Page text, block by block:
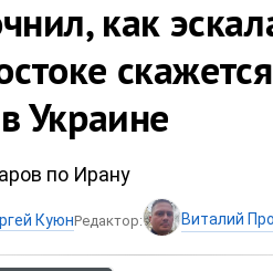
как
Украине
по Ирану
КуюнРедактор: Виталий